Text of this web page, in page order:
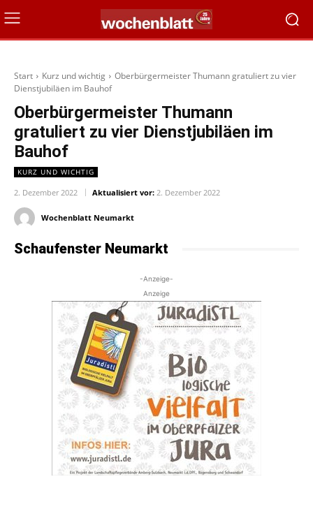
Start Kurz und wichtig
Oberbürgermeister Thumann gratuliert zu vier
Dienstjubiläen im Bauhof
Oberbürgermeister Thumann
gratuliert zu vier Dienstjubiläen im
Bauhof
KURZ UND WICHTIG
2. Dezember 2022 Aktualisiert vor: 2. Dezember 2022
Wochenblatt Neumarkt
Schaufenster Neumarkt
-Anzeige-
Anzeige